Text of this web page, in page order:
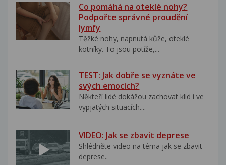
Co pomáhá na oteklé nohy?
Podpořte správné proudění
lymfy
Těžké nohy, napnutá kůže, oteklé
kotníky. To jsou potíže,...
TEST: Jak dobře se vyznáte ve
svých emocích?
Někteří lidé dokážou zachovat klid i ve
vypjatých situacích....
VIDEO: Jak se zbavit deprese
Shlédněte video na téma jak se zbavit
deprese..